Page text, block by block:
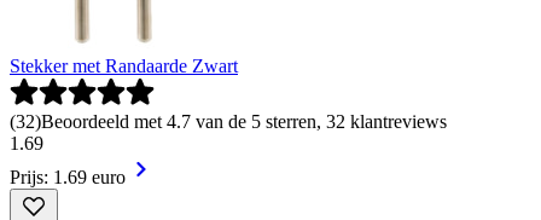
Stekker met Randaarde Zwart
(32)Beoordeeld met 4.7 van de 5 sterren, 32 klantreviews
1 .69
Prijs: 1.69 euro